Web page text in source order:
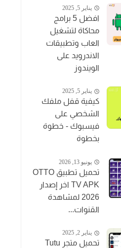
يناير 5, 2025
افضل 5 برامج
محاكاة لتشغيل
العاب وتطبيقات
الاندرويد على
الويندوز
يناير 5, 2025
كيفية قفل ملفك
الشخصي على
فيسبوك - خطوة
بخطوة
يونيو 13, 2026
تحميل تطبيق OTTO
TV APK اخر إصدار
2026 لمشاهدة
القنوات...
يناير 2, 2025
تحميل متجر Tutu